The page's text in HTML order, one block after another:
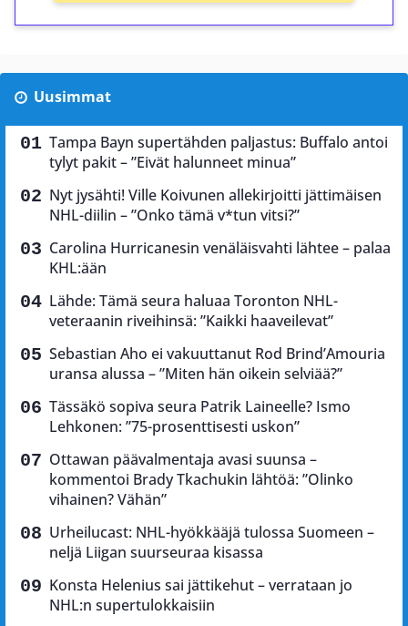
Uusimmat
Tampa Bayn supertähden paljastus: Buffalo antoi
tylyt pakit – ”Eivät halunneet minua”
Nyt jysähti! Ville Koivunen allekirjoitti jättimäisen
NHL-diilin – ”Onko tämä v*tun vitsi?”
Carolina Hurricanesin venäläisvahti lähtee – palaa
KHL:ään
Lähde: Tämä seura haluaa Toronton NHL-
veteraanin riveihinsä: ”Kaikki haaveilevat”
Sebastian Aho ei vakuuttanut Rod Brind’Amouria
uransa alussa – ”Miten hän oikein selviää?”
Tässäkö sopiva seura Patrik Laineelle? Ismo
Lehkonen: ”75-prosenttisesti uskon”
Ottawan päävalmentaja avasi suunsa –
kommentoi Brady Tkachukin lähtöä: ”Olinko
vihainen? Vähän”
Urheilucast: NHL-hyökkääjä tulossa Suomeen –
neljä Liigan suurseuraa kisassa
Konsta Helenius sai jättikehut – verrataan jo
NHL:n supertulokkaisiin